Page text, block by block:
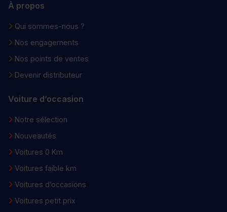
À propos
Qui sommes-nous ?
Nos engagements
Nos points de ventes
Devenir distributeur
Voiture d’occasion
Notre sélection
Nouveautés
Voitures 0 Km
Voitures faible km
Voitures d’occasions
Voitures petit prix